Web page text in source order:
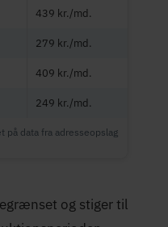
439 kr./md.
279 kr./md.
409 kr./md.
249 kr./md.
på data fra adresseopslag
og stiger til